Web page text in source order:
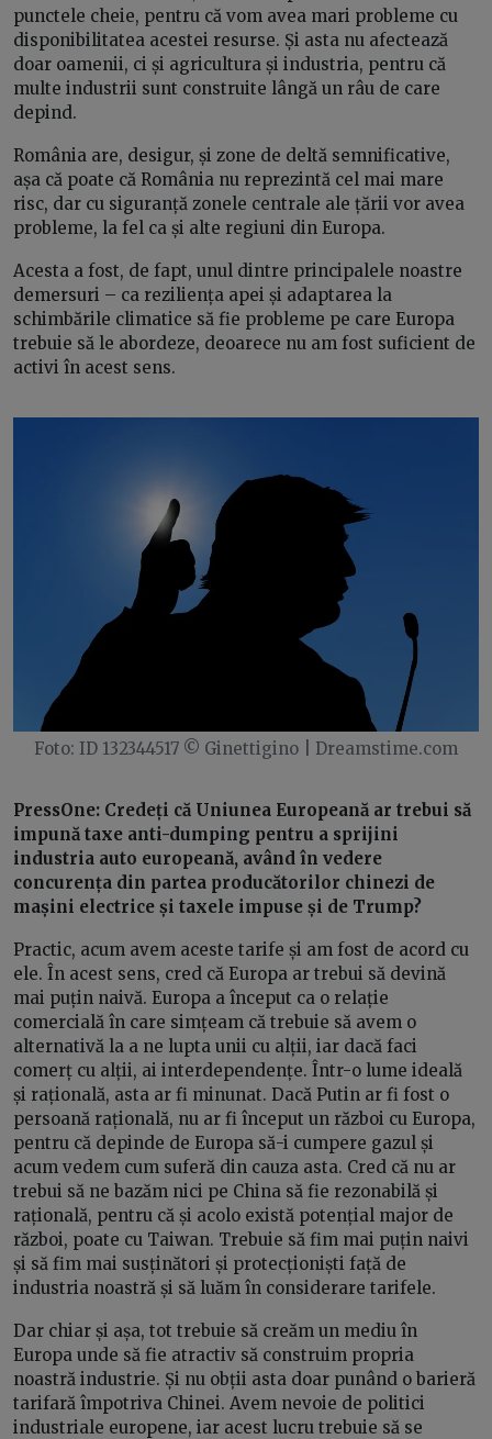
punctele cheie, pentru că vom avea mari probleme cu
disponibilitatea acestei resurse. Și asta nu afectează
doar oamenii, ci și agricultura și industria, pentru că
multe industrii sunt construite lângă un râu de care
depind.
România are, desigur, și zone de deltă semnificative,
așa că poate că România nu reprezintă cel mai mare
risc, dar cu siguranță zonele centrale ale țării vor avea
probleme, la fel ca și alte regiuni din Europa.
Acesta a fost, de fapt, unul dintre principalele noastre
demersuri – ca reziliența apei și adaptarea la
schimbările climatice să fie probleme pe care Europa
trebuie să le abordeze, deoarece nu am fost suficient de
activi în acest sens.
Foto: ID 132344517 © Ginettigino | Dreamstime.com
PressOne: Credeți că Uniunea Europeană ar trebui să
impună taxe anti-dumping pentru a sprijini
industria auto europeană, având în vedere
concurența din partea producătorilor chinezi de
mașini electrice și taxele impuse și de Trump?
Practic, acum avem aceste tarife și am fost de acord cu
ele. În acest sens, cred că Europa ar trebui să devină
mai puțin naivă. Europa a început ca o relație
comercială în care simțeam că trebuie să avem o
alternativă la a ne lupta unii cu alții, iar dacă faci
comerț cu alții, ai interdependențe. Într-o lume ideală
și rațională, asta ar fi minunat. Dacă Putin ar fi fost o
persoană rațională, nu ar fi început un război cu Europa,
pentru că depinde de Europa să-i cumpere gazul și
acum vedem cum suferă din cauza asta. Cred că nu ar
trebui să ne bazăm nici pe China să fie rezonabilă și
rațională, pentru că și acolo există potențial major de
război, poate cu Taiwan. Trebuie să fim mai puțin naivi
și să fim mai susținători și protecționiști față de
industria noastră și să luăm în considerare tarifele.
Dar chiar și așa, tot trebuie să creăm un mediu în
Europa unde să fie atractiv să construim propria
noastră industrie. Și nu obții asta doar punând o barieră
tarifară împotriva Chinei. Avem nevoie de politici
industriale europene, iar acest lucru trebuie să se